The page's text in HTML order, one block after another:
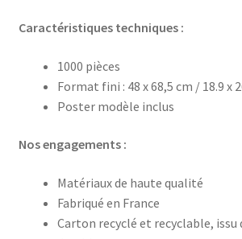
Caractéristiques techniques :
1000 pièces
Format fini : 48 x 68,5 cm / 18.9 x
Poster modèle inclus
Nos engagements :
Matériaux de haute qualité
Fabriqué en France
Carton recyclé et recyclable, issu